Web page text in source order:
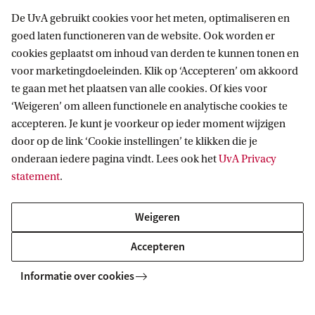
Informatie voor
Bachelorstudiekiezers
Masterstudiekiezers
Journalisten
Schooldecanen en vakdocenten
Direct naar
Vacatures
Doneren
Contact
UvA op social media
De UvA gebruikt cookies voor het meten, optimaliseren en
goed laten functioneren van de website. Ook worden er
cookies geplaatst om inhoud van derden te kunnen tonen en
voor marketingdoeleinden. Klik op ‘Accepteren’ om akkoord
te gaan met het plaatsen van alle cookies. Of kies voor
‘Weigeren’ om alleen functionele en analytische cookies te
accepteren. Je kunt je voorkeur op ieder moment wijzigen
door op de link ‘Cookie instellingen’ te klikken die je
onderaan iedere pagina vindt. Lees ook hetUvA Privacy
statement.
Weigeren
Accepteren
Informatie over cookies